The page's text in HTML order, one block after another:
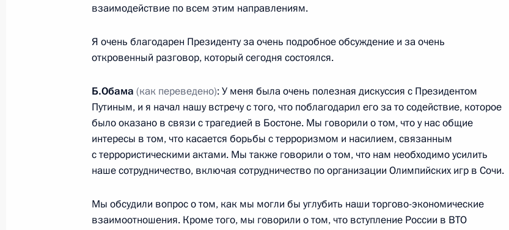
Проверка боеготовности войск Восточного и Центрального
17 июля 2013 года, 08:00 Военный полигон Цугол
1 июля 2013 года, понедельник
Пресс-конференция Президента России по итогам рабочего
заседания глав государств и правительств стран – участниц
Форума стран – экспортёров газа
взаимодействие по всем этим направлениям.
Я очень благодарен Президенту за очень подробное обсуждение и за очень
откровенный разговор, который сегодня состоялся.
Б.Обама (как переведено): У меня была очень полезная дискуссия с Президентом
Путиным, и я начал нашу встречу с того, что поблагодарил его за то содействие, которое
было оказано в связи с трагедией в Бостоне. Мы говорили о том, что у нас общие
интересы в том, что касается борьбы с терроризмом и насилием, связанным
с террористическими актами. Мы также говорили о том, что нам необходимо усилить
наше сотрудничество, включая сотрудничество по организации Олимпийских игр в Сочи.
Мы обсудили вопрос о том, как мы могли бы углубить наши торгово-экономические
взаимоотношения. Кроме того, мы говорили о том, что вступление России в ВТО